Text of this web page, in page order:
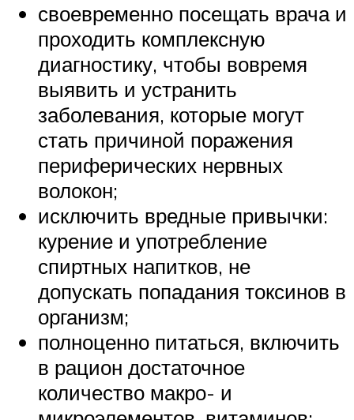
своевременно посещать врача и
проходить комплексную
диагностику, чтобы вовремя
выявить и устранить
заболевания, которые могут
стать причиной поражения
периферических нервных
волокон;
исключить вредные привычки:
курение и употребление
спиртных напитков, не
допускать попадания токсинов в
организм;
полноценно питаться, включить
в рацион достаточное
количество макро- и